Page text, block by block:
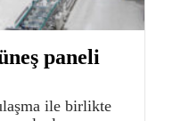
paneli
ile birlikte